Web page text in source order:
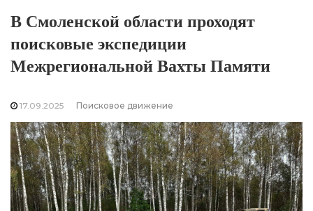
В Смоленской области проходят
поисковые экспедиции
Межрегиональной Вахты Памяти
17.09.2025 Поисковое движение